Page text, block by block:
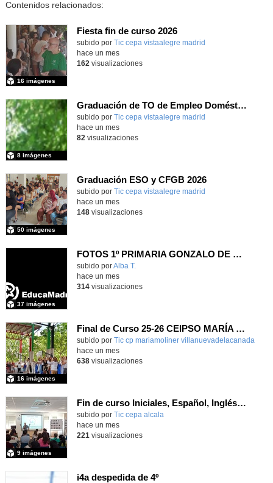
Contenidos relacionados:
Fiesta fin de curso 2026
subido por Tic cepa vistaalegre madrid
16 imágenes
hace un mes
162 visualizaciones
Graduación de TO de Empleo Doméstico
subido por Tic cepa vistaalegre madrid
8 imágenes
hace un mes
82 visualizaciones
Graduación ESO y CFGB 2026
subido por Tic cepa vistaalegre madrid
50 imágenes
hace un mes
148visualizaciones
FOTOS 1º PRIMARIA GONZALO DE BERCEO
subido porAlba T.
37 imágenes
hace un mes
314visualizaciones
Final de Curso 25-26 CEIPSO MARÍA MOLINER
subido por Tic cp mariamoliner villanuevadelacanada
16 imágenes
hace un mes
638visualizaciones
Fin de curso Iniciales, Español, Inglés, Informática y Patrimonio
subido por Tic cepa alcala
9 imágenes
hace un mes
221 visualizaciones
i4a despedida de 4º